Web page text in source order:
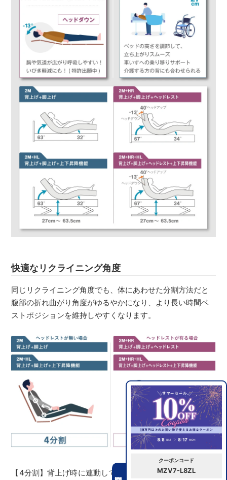
クーポンコード
MZV7-L8ZL
快適なリクライニング角度
同じリクライニング角度でも、体にあわせた分割方法だと
腹部の折れ曲がり角度がゆるやかになり、より長い時間ベ
ストポジションを維持しやすくなります。
【4分割】背上げ時に連動して脚上げを行うことで、リクラ